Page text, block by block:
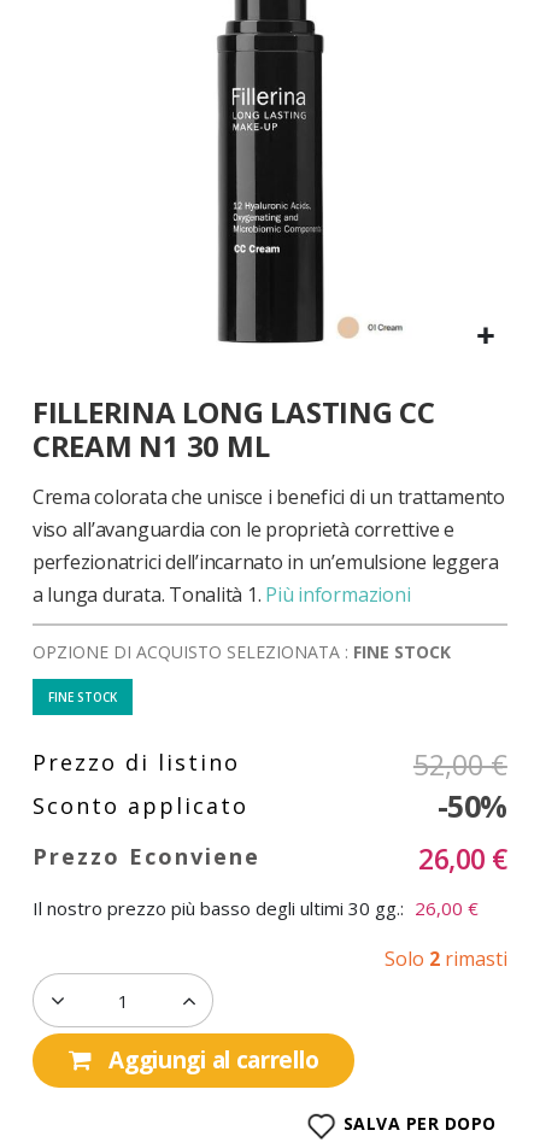
all'inizio
della
galleria
di
immagini
FILLERINA LONG LASTING CC
CREAM N1 30 ML
Crema colorata che unisce i benefici di un trattamento
viso all’avanguardia con le proprietà correttive e
perfezionatrici dell’incarnato in un’emulsione leggera
a lunga durata. Tonalità 1. Più informazioni
OPZIONE DI ACQUISTO SELEZIONATA : FINE STOCK
FINE STOCK
52,00 €
-50%
26,00 €
Il nostro prezzo più basso degli ultimi 30 gg.: 26,00 €
Solo 2 rimasti
Aggiungi al carrello
SALVA PER DOPO